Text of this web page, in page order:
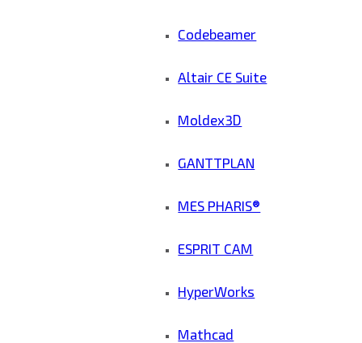
Codebeamer
Altair CE Suite
Moldex3D
GANTTPLAN
MES PHARIS®
ESPRIT CAM
HyperWorks
Mathcad